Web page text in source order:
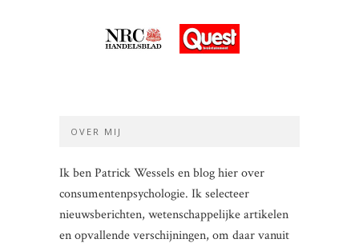
OVER MIJ
Ik ben Patrick Wessels en blog hier over
consumentenpsychologie. Ik selecteer
nieuwsberichten, wetenschappelijke artikelen
en opvallende verschijningen, om daar vanuit